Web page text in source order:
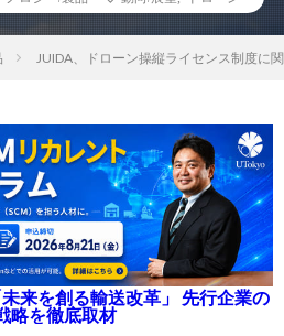
JUIDA、ドローン操縦ライセンス制度に
来を創る輸送改革」 先行企業の
略を徹底取材